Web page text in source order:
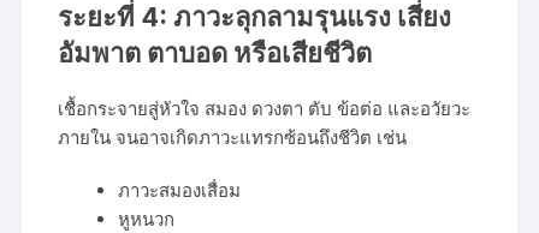
ระยะที่ 4: ภาวะลุกลามรุนแรง เสี่ยง
อัมพาต ตาบอด หรือเสียชีวิต
เชื้อกระจายสู่หัวใจ สมอง ดวงตา ตับ ข้อต่อ และอวัยวะ
ภายใน จนอาจเกิดภาวะแทรกซ้อนถึงชีวิต เช่น
ภาวะสมองเสื่อม
หูหนวก